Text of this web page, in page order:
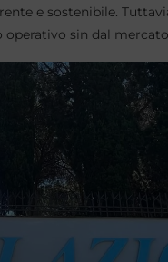
e sostenibile.
sin dal